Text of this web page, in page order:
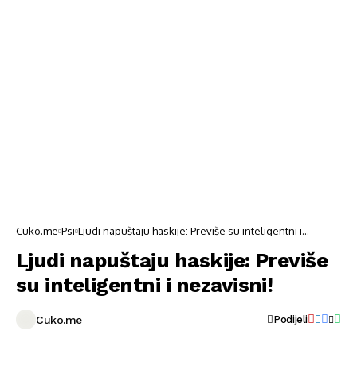
Cuko.me Psi Ljudi napuštaju haskije: Previše su inteligentni i
Ljudi napuštaju haskije: Previše
su inteligentni i nezavisni!
Cuko.me Podijeli